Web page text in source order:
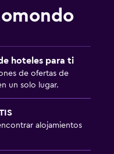
hoteles para ti
de ofertas de
un solo lugar.
alojamientos